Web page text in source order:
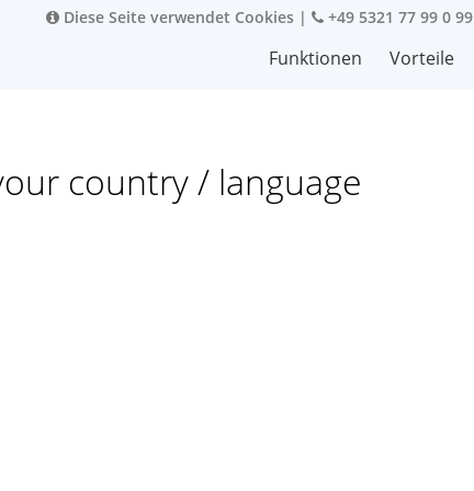
Diese Seite verwendet Cookies | +49 5321 77 99 0 99
Funktionen Vorteile
country / language